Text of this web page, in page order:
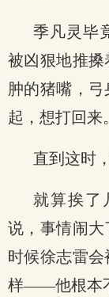
季凡灵毕
被凶狠地推
肿的猪嘴，
起，想打回来。
直到这时
就算挨了
说，事情闹大
时候徐志雷
样——他根本